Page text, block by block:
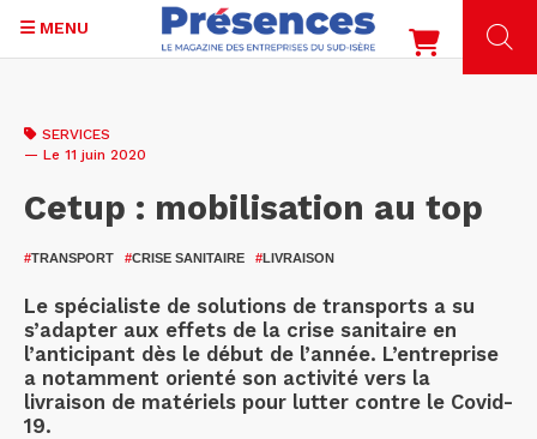
contenu
MENU
SERVICES
— Le 11 juin 2020
Cetup : mobilisation au top
#TRANSPORT #CRISE SANITAIRE #LIVRAISON
Le spécialiste de solutions de transports a su
s’adapter aux effets de la crise sanitaire en
l’anticipant dès le début de l’année. L’entreprise
a notamment orienté son activité vers la
livraison de matériels pour lutter contre le Covid-
19.